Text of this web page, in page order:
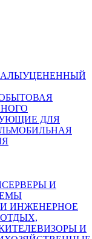
УЦЕНЕННЫЙ
БЫТОВАЯ
ДЛЯ
МОБИЛЬНАЯ
СЕРВЕРЫ И
ИНЖЕНЕРНОЕ
ТЕЛЕВИЗОРЫ И